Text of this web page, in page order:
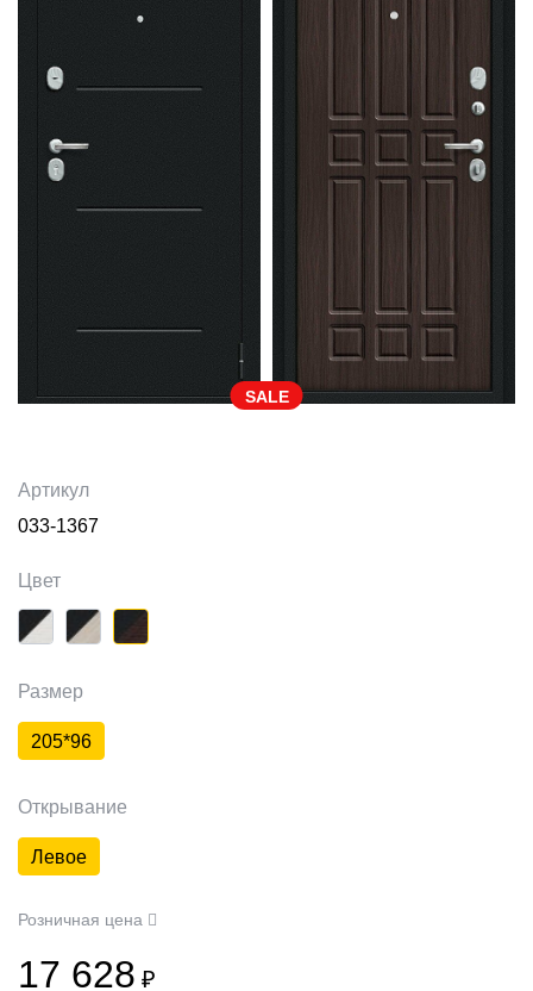
SALE
Артикул
033-1367
Цвет
Размер
205*96
Открывание
Левое
Розничная цена
17 628 ₽